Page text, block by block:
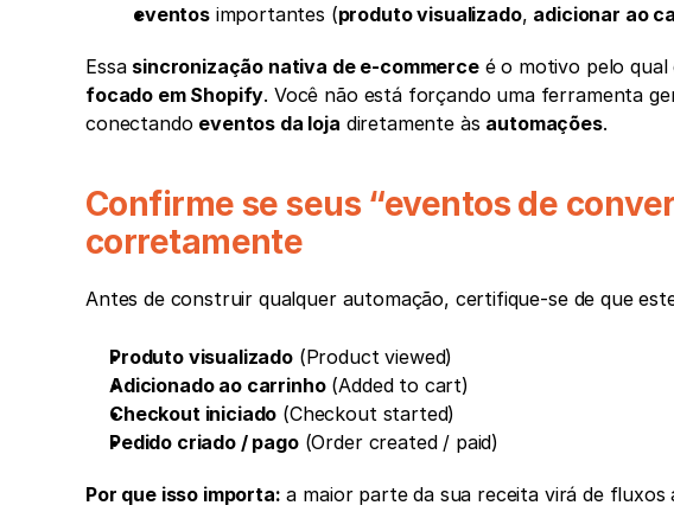
eventos importantes (produto visualizado, adicionar ao
Essa sincronização nativa de e-commerce é o motivo pelo qual
focado em Shopify. Você não está forçando uma ferramenta
conectando eventos da loja diretamente às automações.
Confirme se seus “eventos de
corretamente
Antes de construir qualquer automação, certifique-se de que
Produto visualizado (Product viewed)
Adicionado ao carrinho (Added to cart)
Checkout iniciado (Checkout started)
Pedido criado / pago (Order created / paid)
Por que isso importa: a maior parte da sua receita virá de fluxos